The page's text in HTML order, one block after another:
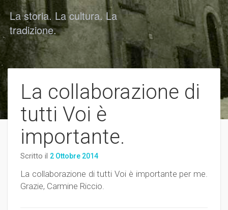
La storia. La cultura. La
tradizione.
navigation
La collaborazione di
tutti Voi è
importante.
Scritto il 2 Ottobre 2014
La collaborazione di tutti Voi è importante per me.
Grazie, Carmine Riccio.